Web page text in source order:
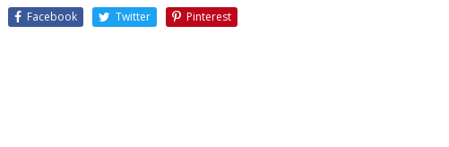
Facebook Twitter Pinterest